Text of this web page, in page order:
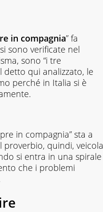
in compagnia” fa
sono verificate nel
sono “i tre
detto qui analizzato, le
perché in Italia si è
in compagnia” sta a
proverbio, quindi, veicola
si entra in una spirale
che i problemi